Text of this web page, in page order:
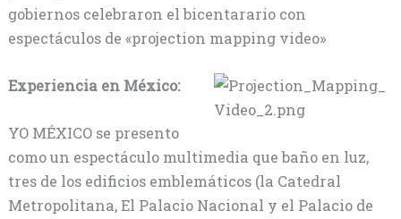
gobiernos celebraron el bicentarario con
espectáculos de «projection mapping video»
Experiencia en México:
YO MÉXICO se presento
como un espectáculo multimedia que baño en luz,
tres de los edificios emblemáticos (la Catedral
Metropolitana, El Palacio Nacional y el Palacio de